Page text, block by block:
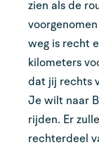
zien als de
weg is recht
kilometers
dat jij rechts
Je wilt naar
rijden. Er
rechterdeel